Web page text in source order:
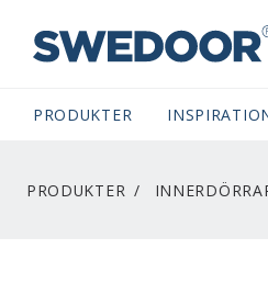
SWEDOOR
PRODUKTER
PRODUKTER